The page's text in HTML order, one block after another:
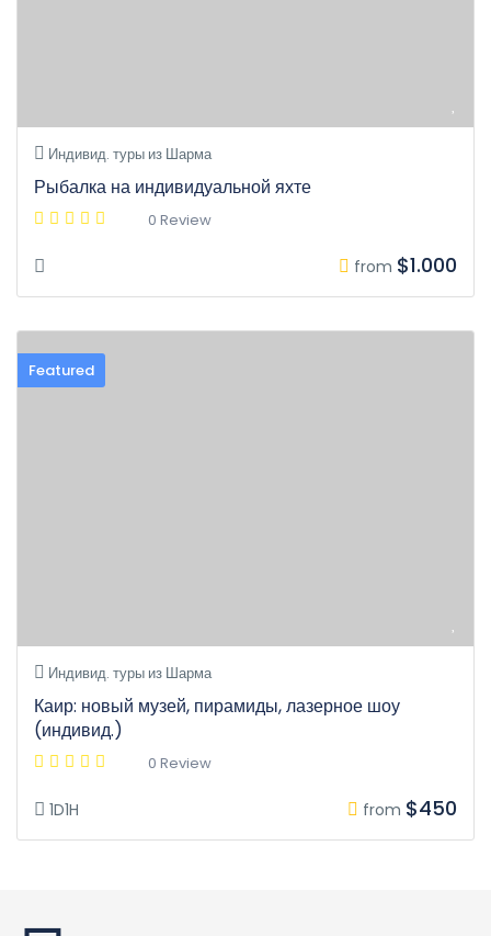
Индивид. туры из Шарма
Рыбалка на индивидуальной яхте
0 Review
from $1.000
Featured
Индивид. туры из Шарма
Каир: новый музей, пирамиды, лазерное шоу
(индивид.)
0 Review
1D1H from $450